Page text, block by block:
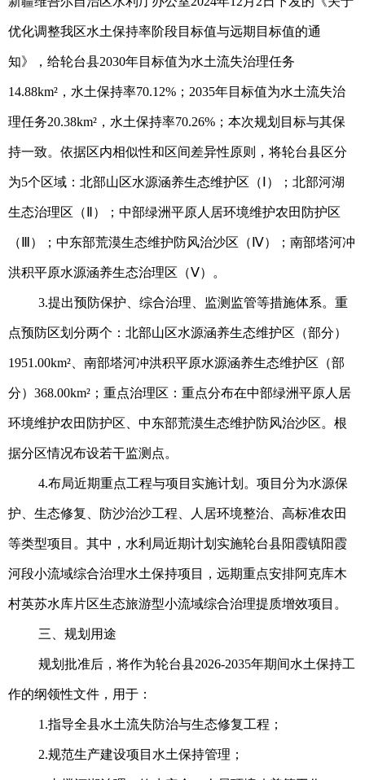
优化调整我区水土保持率阶段目标值与远期目标值的通
知》，给轮台县2030年目标值为水土流失治理任务
14.88km²，水土保持率70.12%；2035年目标值为水土流失治
理任务20.38km²，水土保持率70.26%；本次规划目标与其保
持一致。依据区内相似性和区间差异性原则，将轮台县区分
为5个区域：北部山区水源涵养生态维护区（Ⅰ）；北部河湖
生态治理区（Ⅱ）；中部绿洲平原人居环境维护农田防护区
（Ⅲ）；中东部荒漠生态维护防风治沙区（Ⅳ）；南部塔河冲
洪积平原水源涵养生态治理区（Ⅴ）。
3.提出预防保护、综合治理、监测监管等措施体系。重
点预防区划分两个：北部山区水源涵养生态维护区（部分）
1951.00km²、南部塔河冲洪积平原水源涵养生态维护区（部
分）368.00km²；重点治理区：重点分布在中部绿洲平原人居
环境维护农田防护区、中东部荒漠生态维护防风治沙区。根
据分区情况布设若干监测点。
4.布局近期重点工程与项目实施计划。项目分为水源保
护、生态修复、防沙治沙工程、人居环境整治、高标准农田
等类型项目。其中，水利局近期计划实施轮台县阳霞镇阳霞
河段小流域综合治理水土保持项目，远期重点安排阿克库木
村英苏水库片区生态旅游型小流域综合治理提质增效项目。
三、规划用途
规划批准后，将作为轮台县2026-2035年期间水土保持工
作的纲领性文件，用于：
1.指导全县水土流失防治与生态修复工程；
2.规范生产建设项目水土保持管理；